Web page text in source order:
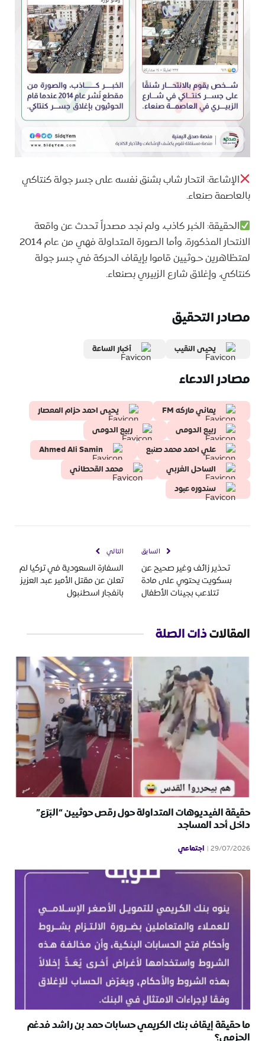
الإشاعة: انتحار شاب بشنق نفسه على جسر جولة كنتاكي
بالعاصمة صنعاء.
الحقيقة: الخبر كاذب، ولم نجد مصدراً تحدث عن واقعة
الانتحار المذكورة، وأما الصورة المتداولة فهي من عام 2014
لمتظاهرين حـوثيين قاموا بإيقاف الحركة في جسر جولة
كنتاكي، وإغلاق شارع الزبيري بصنعاء.
مصادر التحقيق
يحيى النقيب أخبار الساعة
مصادر الادعاء
يماني ماركه FM
يحيى احمد حزام المعصار
‏ربيع الدومى
‏ربيع الدومى
علي احمد محمد صنبع
Ahmed Ali Samin
الساحل الغربي
محمد القحطاني
سندوره عبود
السابق
تحذير زائف وغير صحيح عن
بسكويت يحتوي على مادة
تتلاعب بجينات الأطفال
التالي
السفارة السعودية في تركيا لم
تعلن عن مقتل الأمير عبد العزيز
بانفجار اسطنبول
المقالاتذات الصلة
حقيقة الفيديوهات المتداولة حول رقص حوثيين “البَرَع”
داخل أحد المساجد
29/07/2026 اجتماعي
ما حقيقة إيقاف بنك الكريمي حسابات حمد بن راشد فدغم